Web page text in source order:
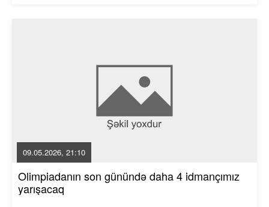
09.05.2026, 21:10
Olimpiadanın son günündə daha 4 idmançımız
yarışacaq